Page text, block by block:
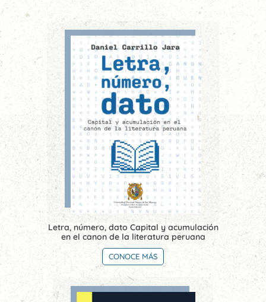
Letra, número, dato Capital y acumulación
en el canon de la literatura peruana
CONOCE MÁS